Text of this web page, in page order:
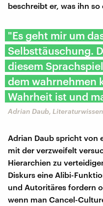
beschreibt er, was ihn
"Es geht mir um
Selbsttäuschung.
diesem
dem wahrnehmen
Wahrheit ist und
Adrian Daub,
Adrian Daub spricht von
mit der verzweifelt
Hierarchien zu
Diskurs eine Alibi-
und Autoritäres fordern
wenn man Cancel-